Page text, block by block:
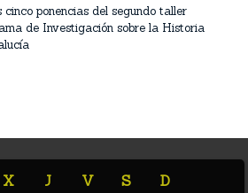
ponencias del segundo taller
de Investigación sobre la Historia
X J V S D